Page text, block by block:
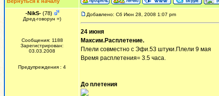
-NikS-(78)
Дред-говорун =)
Сообщения: 1188
Зарегистрирован:
03.03.2008
Предупреждения : 4
Добавлено: Сб Июн 28, 2008 1:07 pm
24 июня
Максим.Расплетение.
Плели совместно с Эфи.53 штуки.Плели 9 мая
Время расплетения= 3.5 часа.
До плетения